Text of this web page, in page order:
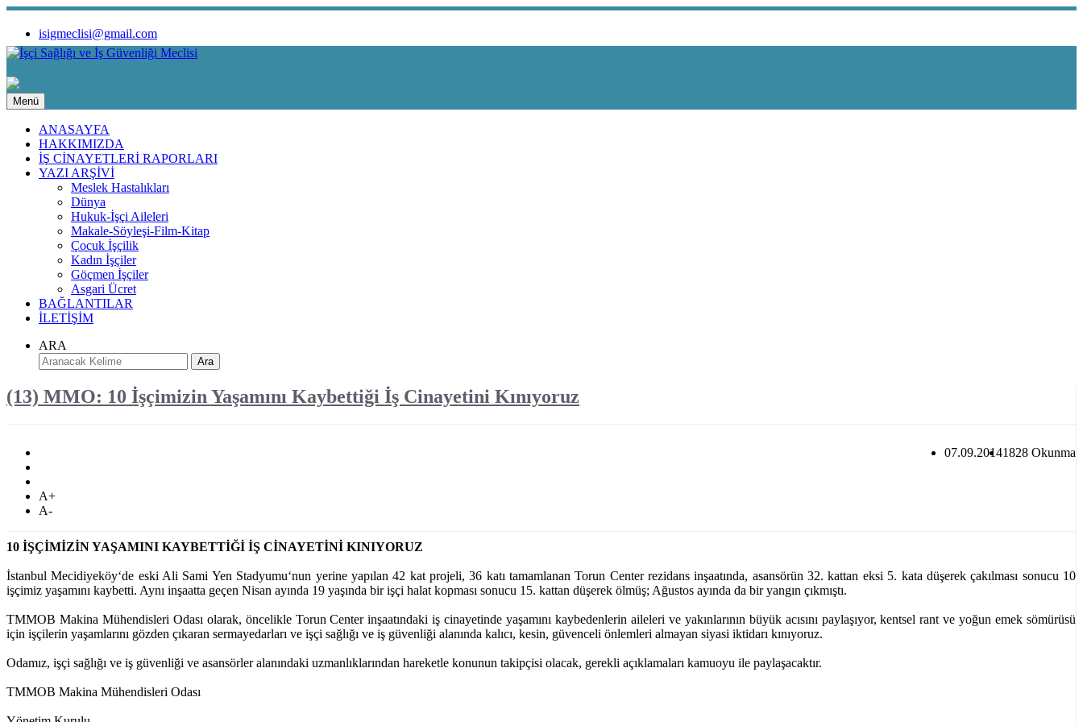
isigmeclisi@gmail.com
Menü
ANASAYFA
HAKKIMIZDA
İŞ CİNAYETLERİ RAPORLARI
YAZI ARŞİVİ
Meslek Hastalıkları
Dünya
Hukuk-İşçi Aileleri
Makale-Söyleşi-Film-Kitap
Çocuk İşçilik
Kadın İşçiler
Göçmen İşçiler
Asgari Ücret
BAĞLANTILAR
İLETİŞİM
ARA
Ara
(13) MMO: 10 İşçimizin Yaşamını Kaybettiği İş Cinayetini Kınıyoruz
1828 Okunma
07.09.2014
A+
A-
10 İŞÇİMİZİN YAŞAMINI KAYBETTİĞİ İŞ CİNAYETİNİ KINIYORUZ
İstanbul Mecidiyeköy‘de eski Ali Sami Yen Stadyumu‘nun yerine yapılan 42 kat projeli, 36 katı tamamlanan Torun Center rezidans inşaatında, asansörün 32. kattan eksi 5. kata düşerek çakılması sonucu 10
işçimiz yaşamını kaybetti. Aynı inşaatta geçen Nisan ayında 19 yaşında bir işçi halat kopması sonucu 15. kattan düşerek ölmüş; Ağustos ayında da bir yangın çıkmıştı.
TMMOB Makina Mühendisleri Odası olarak, öncelikle Torun Center inşaatındaki iş cinayetinde yaşamını kaybedenlerin aileleri ve yakınlarının büyük acısını paylaşıyor, kentsel rant ve yoğun emek sömürüsü
için işçilerin yaşamlarını gözden çıkaran sermayedarları ve işçi sağlığı ve iş güvenliği alanında kalıcı, kesin, güvenceli önlemleri almayan siyasi iktidarı kınıyoruz.
Odamız, işçi sağlığı ve iş güvenliği ve asansörler alanındaki uzmanlıklarından hareketle konunun takipçisi olacak, gerekli açıklamaları kamuoyu ile paylaşacaktır.
TMMOB Makina Mühendisleri Odası